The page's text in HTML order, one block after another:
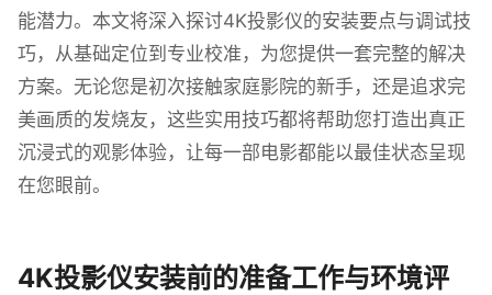
能潜力。本文将深入探讨4K投影仪的安装要点与调试技
巧，从基础定位到专业校准，为您提供一套完整的解决
方案。无论您是初次接触家庭影院的新手，还是追求完
美画质的发烧友，这些实用技巧都将帮助您打造出真正
沉浸式的观影体验，让每一部电影都能以最佳状态呈现
在您眼前。
4K投影仪安装前的准备工作与环境评